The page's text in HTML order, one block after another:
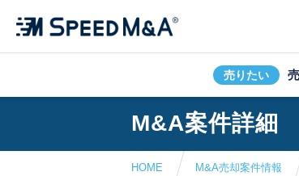
売りたい
M&A案件詳細
HOME M&A売却案件情報